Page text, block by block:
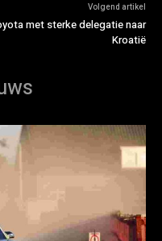
Volgend artikel
met sterke delegatie naar
Kroatië